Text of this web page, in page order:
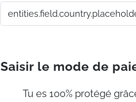
Saisir le mode de
Tu es 100% protégé